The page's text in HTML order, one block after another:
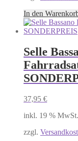
In den
Selle
37,95 €
inkl. 19 % MwSt.
zzgl.